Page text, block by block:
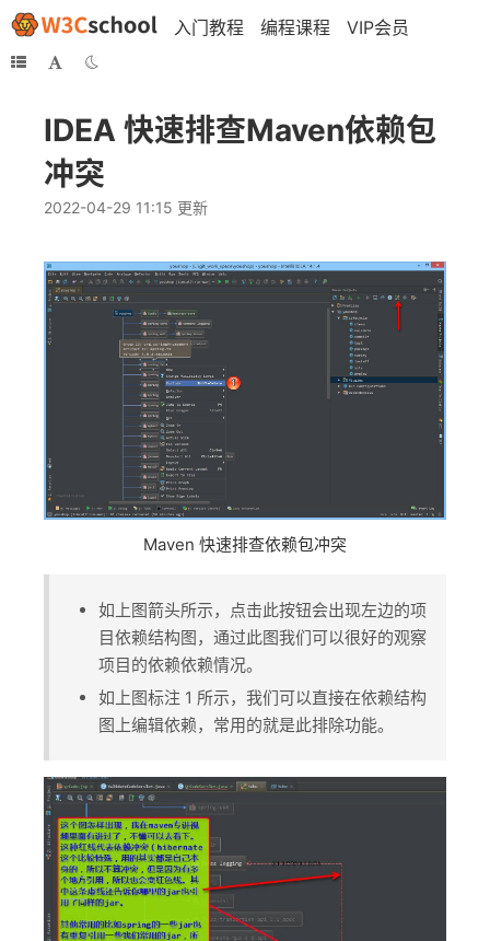
入门教程 编程课程 VIP会员
IDEA 快速排查Maven依赖包
冲突
2022-04-29 11:15 更新
Maven 快速排查依赖包冲突
如上图箭头所示，点击此按钮会出现左边的项
目依赖结构图，通过此图我们可以很好的观察
项目的依赖依赖情况。
如上图标注 1 所示，我们可以直接在依赖结构
图上编辑依赖，常用的就是此排除功能。